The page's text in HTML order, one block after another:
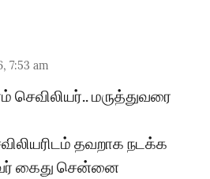
7:53 am
செவிலியர்.. மருத்துவரை
தவறாக நடக்க
கைது சென்னை